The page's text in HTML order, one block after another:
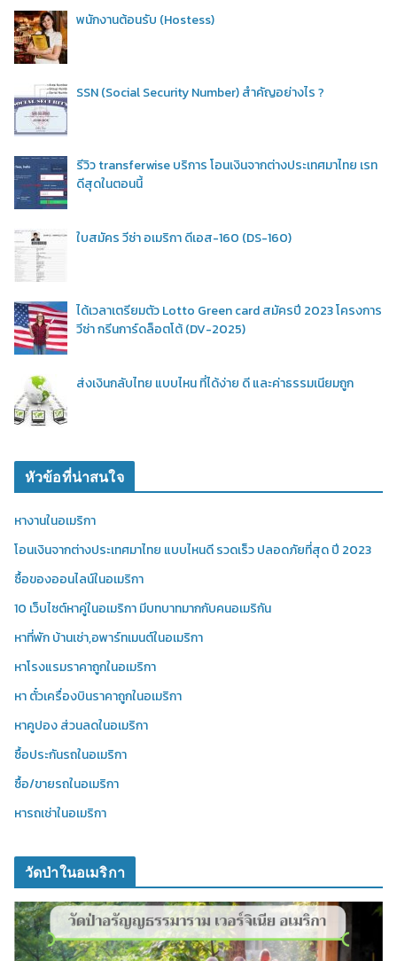
พนักงานต้อนรับ (Hostess)
SSN (Social Security Number) สำคัญอย่างไร ?
รีวิว transferwise บริการ โอนเงินจากต่างประเทศมาไทย เรท
ดีสุดในตอนนี้
ใบสมัคร วีซ่า อเมริกา ดีเอส-160 (DS-160)
ได้เวลาเตรียมตัว Lotto Green card สมัครปี 2023 โครงการ
วีซ่า กรีนการ์ดล็อตโต้ (DV-2025)
ส่งเงินกลับไทย แบบไหน ที่ได้ง่าย ดี และค่าธรรมเนียมถูก
หัวข้อที่น่าสนใจ
หางานในอเมริกา
โอนเงินจากต่างประเทศมาไทย แบบไหนดี รวดเร็ว ปลอดภัยที่สุด ปี 2023
ซื้อของออนไลน์ในอเมริกา
10 เว็บไซต์หาคู่ในอเมริกา มีบทบาทมากกับคนอเมริกัน
หาที่พัก บ้านเช่า,อพาร์ทเมนต์ในอเมริกา
หาโรงแรมราคาถูกในอเมริกา
หา ตั๋วเครื่องบินราคาถูกในอเมริกา
หาคูปอง ส่วนลดในอเมริกา
ซื้อประกันรถในอเมริกา
ซื้อ/ขายรถในอเมริกา
หารถเช่าในอเมริกา
วัดป่าในอเมริกา